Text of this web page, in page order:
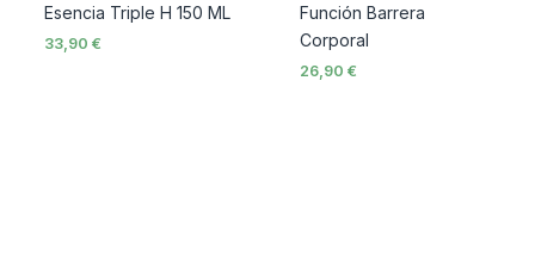
Esencia Triple H 150 ML
33,90 €
Función Barrera
Corporal
26,90 €